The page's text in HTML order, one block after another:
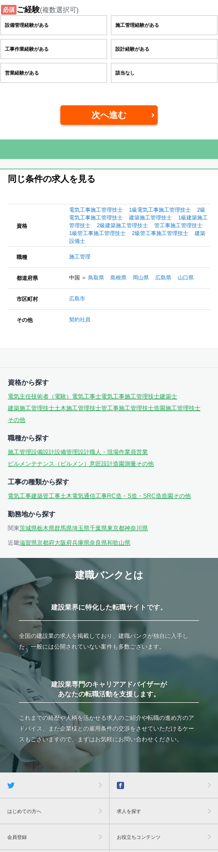
必須 ご経験(複数選択可)
設備管理経験がある 施工管理経験がある
工事作業経験がある 設計経験がある
営業経験がある 該当なし
次へ進む
同じ条件の求人を見る
資格
電気工事施工管理技士 1級電気工事施工管理技士
2級
電気工事施工管理技士
建築施工管理技士
1級建築施工
管理技士
2級建築施工管理技士
管工事施工管理技士
1級管工事施工管理技士
2級管工事施工管理技士
建築
設備士
職種 施工管理
都道府県 中国 ＞ 鳥取県 島根県 岡山県 広島県 山口県
市区町村 広島市
その他 契約社員
資格から探す
電気主任技術者（電験） 電気工事士電気工事施工管理技士建築士
建築施工管理技士土木施工管理技士管工事施工管理技士造園施工管理技士
その他
職種から探す
施工管理設備設計設備管理設計職人・現場作業員営業
ビルメンテナンス（ビルメン） 意匠設計造園測量その他
工事の種類から探す
電気工事建築管工事土木電気通信工事RC造・S造・SRC造造園 その他
勤務地から探す
関東茨城県栃木県群馬県埼玉県千葉県東京都神奈川県
近畿滋賀県京都府大阪府兵庫県奈良県和歌山県
建職バンクとは
建設業界に特化した転職サイトです。
全国の建設業の求人を掲載しており、建職バンクが独自に入手し
た、一般には公開されていない案件も多数ございます。
建設業専門のキャリアアドバイザーが
あなたの転職活動を支援します。
これまでの経歴や人柄を活かせる求人のご紹介や転職の進め方のア
ドバイス、また企業様との雇用条件の交渉をさせていただけるケー
スもございますので、まずはお気軽にお問い合わせください。
はじめての方へ 求人を探す
会員登録 お役立ちコンテンツ